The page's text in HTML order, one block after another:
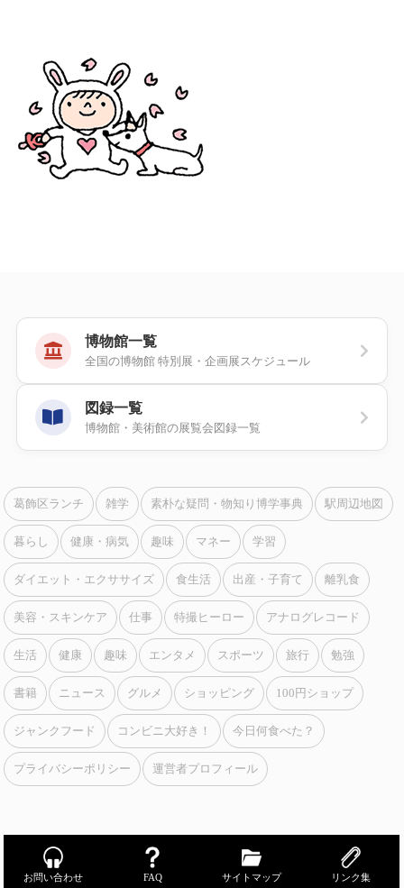
博物館一覧
全国の博物館 特別展・企画展スケジュール
図録一覧
博物館・美術館の展覧会図録一覧
葛飾区ランチ 雑学 素朴な疑問・物知り博学事典 駅周辺地図
暮らし 健康・病気 趣味 マネー 学習
ダイエット・エクササイズ 食生活 出産・子育て 離乳食
美容・スキンケア 仕事 特撮ヒーロー アナログレコード
生活 健康 趣味 エンタメ スポーツ 旅行 勉強
書籍 ニュース グルメ ショッピング 100円ショップ
ジャンクフード コンビニ大好き！ 今日何食べた？
プライバシーポリシー 運営者プロフィール
お問い合わせ FAQ サイトマップ リンク集